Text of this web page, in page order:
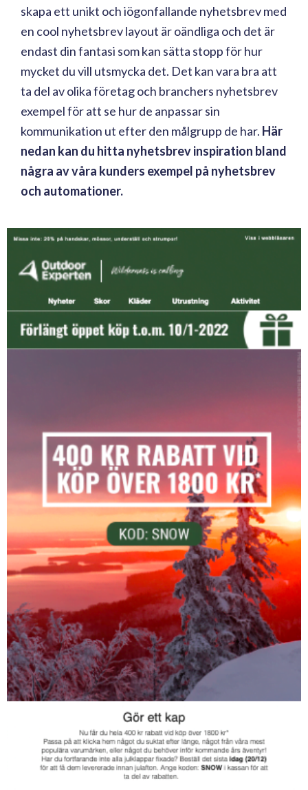
skapa ett unikt och iögonfallande nyhetsbrev med
en cool nyhetsbrev layout är oändliga och det är
endast din fantasi som kan sätta stopp för hur
mycket du vill utsmycka det. Det kan vara bra att
ta del av olika företag och branchers nyhetsbrev
exempel för att se hur de anpassar sin
kommunikation ut efter den målgrupp de har. Här
nedan kan du hitta nyhetsbrev inspiration bland
några av våra kunders exempel på nyhetsbrev
och automationer.